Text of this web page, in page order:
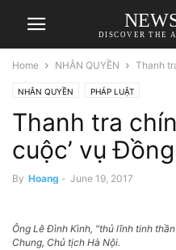
DISCOVER THE
Home NHÂN QUYỀN Thanh
NHÂN QUYỀN PHÁP LUẬT
Thanh tra
cuộc’ vụ
By Hoang - June 19, 2017
Ông Lê Đình Kình, "thủ lĩnh tinh
Chung, Chủ tịch Hà Nội.